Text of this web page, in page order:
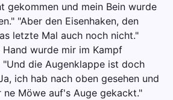
gekommen und mein Bein wurde
"Aber den Eisenhaken, den
letzte Mal auch noch nicht."
Hand wurde mir im Kampf
"Und die Augenklappe ist doch
ich hab nach oben gesehen und
ne Möwe auf's Auge gekackt."